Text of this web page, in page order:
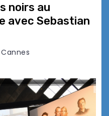
noirs au
avec Sebastian